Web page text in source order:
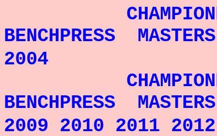
CHAMPIONNE
BENCHPRESS
2004
CHAMPIONNE
BENCHPRESS
2009 2010 2011